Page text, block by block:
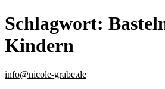
Schlagwort:
Kindern
info@nicole-grabe.de